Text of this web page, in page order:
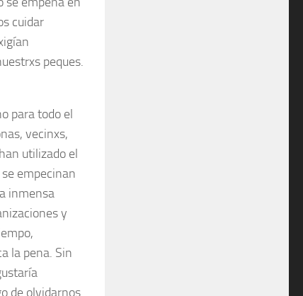
cuidar
peques.
para todo el
vecinxs,
utilizado el
empecinan
inmensa
y
la pena. Sin
de olvidarnos